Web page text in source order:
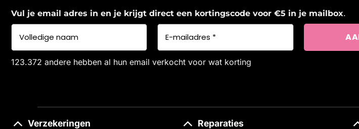
Vul je email adres in en je krijgt direct een kortingscode voor €5 in je mailbox.
123.372 andere hebben al hun email verkocht voor wat korting
Verzekeringen Reparaties